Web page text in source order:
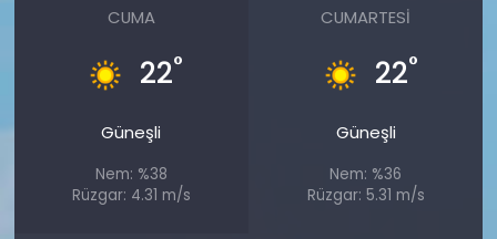
CUMA
22°
Güneşli
Nem: %38
Rüzgar: 4.31 m/s
CUMARTESI
22°
Güneşli
Nem: %36
Rüzgar: 5.31 m/s